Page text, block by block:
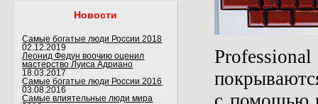
Новости
Самые богатые люди России 2018
02.12.2019
Леонид Федун воочию оценил
мастерство Луиса Адриано
18.03.2017
Самые богатые люди России 2016
03.08.2016
Самые влиятельные люди мира